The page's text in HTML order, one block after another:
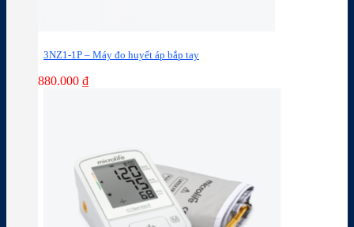
3NZ1-1P – Máy đo huyết áp bắp tay
880.000 ₫